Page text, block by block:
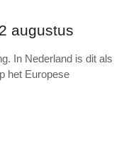
augustus
In Nederland is dit als
het Europese